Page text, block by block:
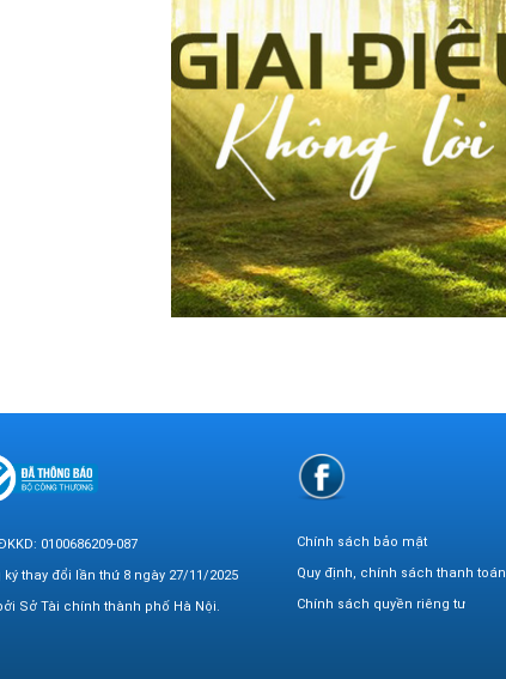
0100686209-087
thay đổi lần thứ 8 ngày 27/11/2025
Sở Tài chính thành phố Hà Nội.
Chính sách bảo mật
Quy định, chính sách thanh toán
Chính sách quyền riêng tư